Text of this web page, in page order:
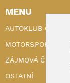
MENU
AUTOKLUB ČR
MOTORSPORT
ZÁJMOVÁ ČINNOST
OSTATNÍ